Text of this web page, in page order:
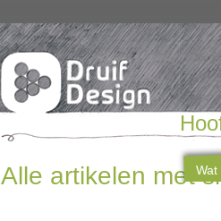
Alle artikelen metWat